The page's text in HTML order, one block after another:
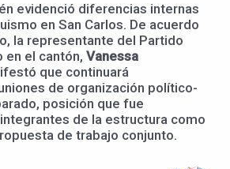
evidenció diferencias internas
en San Carlos. De acuerdo
la representante del Partido
en el cantón, Vanessa
que continuará
de organización político-
posición que fue
de la estructura como
de trabajo conjunto.